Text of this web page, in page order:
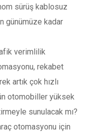
sürüş kablosuz
günümüze kadar
verimlilik
rekabet
artık çok hızlı
otomobiller yüksek
sunulacak mı?
otomasyonu için